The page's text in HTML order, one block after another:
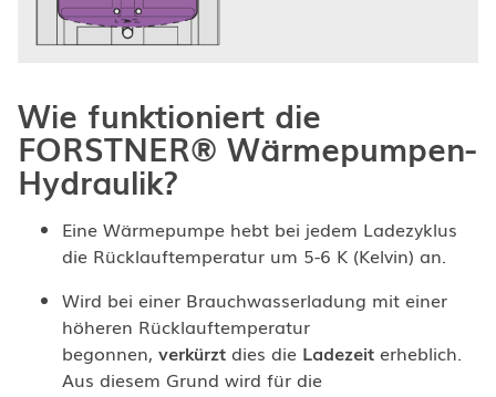
Wie funktioniert die
FORSTNER® Wärmepumpen-
Hydraulik?
Eine Wärmepumpe hebt bei jedem Ladezyklus
die Rücklauftemperatur um 5-6 K (Kelvin) an.
Wird bei einer Brauchwasserladung mit einer
höheren Rücklauftemperatur
begonnen, verkürzt dies die Ladezeit erheblich.
Aus diesem Grund wird für die